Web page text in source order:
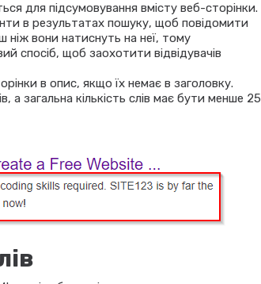
для підсумовування вмісту веб-сторінки.
в результатах пошуку, щоб повідомити
ніж вони натиснуть на неї, тому
спосіб, щоб заохотити відвідувачів
в опис, якщо їх немає в заголовку.
загальна кількість слів має бути менше 25